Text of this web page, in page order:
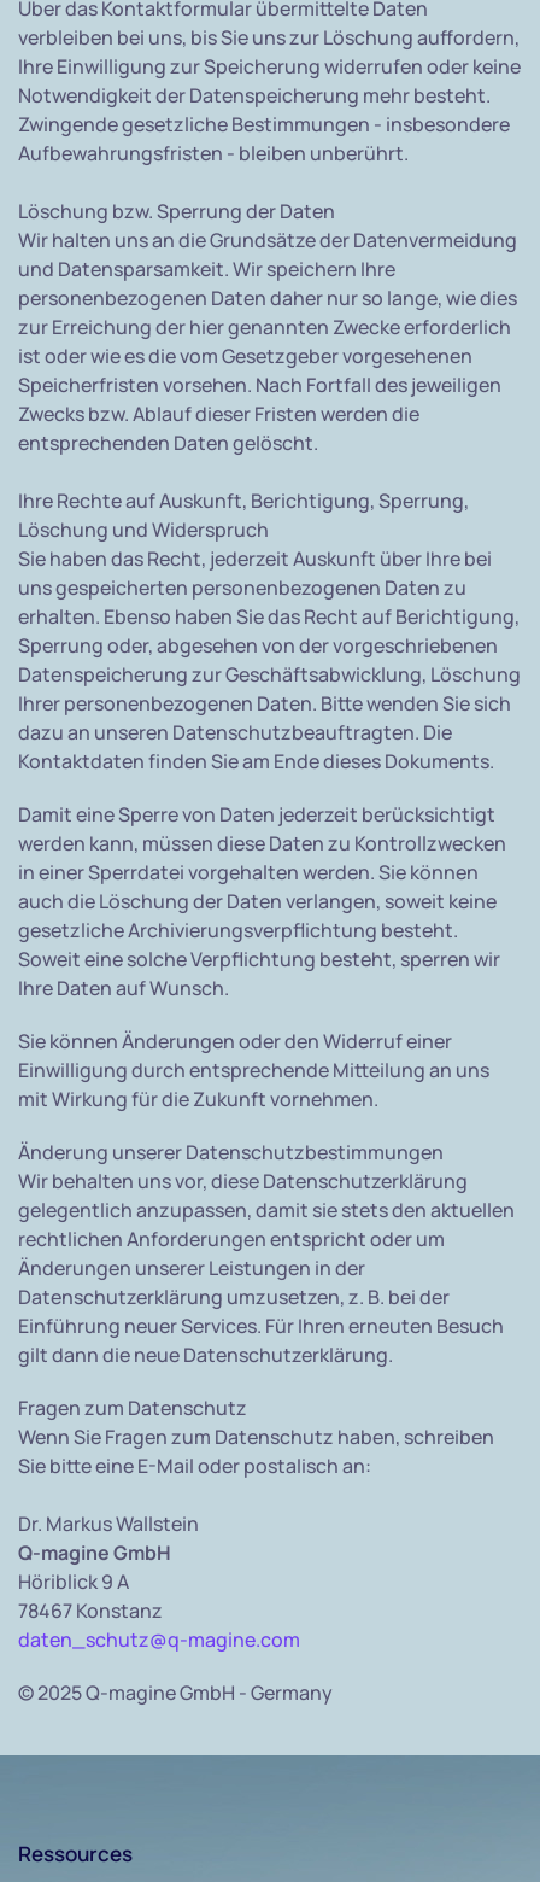
Über das Kontaktformular übermittelte Daten
verbleiben bei uns, bis Sie uns zur Löschung auffordern,
Ihre Einwilligung zur Speicherung widerrufen oder keine
Notwendigkeit der Datenspeicherung mehr besteht.
Zwingende gesetzliche Bestimmungen - insbesondere
Aufbewahrungsfristen - bleiben unberührt.
Löschung bzw. Sperrung der Daten
Wir halten uns an die Grundsätze der Datenvermeidung
und Datensparsamkeit. Wir speichern Ihre
personenbezogenen Daten daher nur so lange, wie dies
zur Erreichung der hier genannten Zwecke erforderlich
ist oder wie es die vom Gesetzgeber vorgesehenen
Speicherfristen vorsehen. Nach Fortfall des jeweiligen
Zwecks bzw. Ablauf dieser Fristen werden die
entsprechenden Daten gelöscht.
Ihre Rechte auf Auskunft, Berichtigung, Sperrung,
Löschung und Widerspruch
Sie haben das Recht, jederzeit Auskunft über Ihre bei
uns gespeicherten personenbezogenen Daten zu
erhalten. Ebenso haben Sie das Recht auf Berichtigung,
Sperrung oder, abgesehen von der vorgeschriebenen
Datenspeicherung zur Geschäftsabwicklung, Löschung
Ihrer personenbezogenen Daten. Bitte wenden Sie sich
dazu an unseren Datenschutzbeauftragten. Die
Kontaktdaten finden Sie am Ende dieses Dokuments.
Damit eine Sperre von Daten jederzeit berücksichtigt
werden kann, müssen diese Daten zu Kontrollzwecken
in einer Sperrdatei vorgehalten werden. Sie können
auch die Löschung der Daten verlangen, soweit keine
gesetzliche Archivierungsverpflichtung besteht.
Soweit eine solche Verpflichtung besteht, sperren wir
Ihre Daten auf Wunsch.
Sie können Änderungen oder den Widerruf einer
Einwilligung durch entsprechende Mitteilung an uns
mit Wirkung für die Zukunft vornehmen.
Änderung unserer Datenschutzbestimmungen
Wir behalten uns vor, diese Datenschutzerklärung
gelegentlich anzupassen, damit sie stets den aktuellen
rechtlichen Anforderungen entspricht oder um
Änderungen unserer Leistungen in der
Datenschutzerklärung umzusetzen, z. B. bei der
Einführung neuer Services. Für Ihren erneuten Besuch
gilt dann die neue Datenschutzerklärung.
Fragen zum Datenschutz
Wenn Sie Fragen zum Datenschutz haben, schreiben
Sie bitte eine E-Mail oder postalisch an:
Dr. Markus Wallstein
Q-magine GmbH
Höriblick 9 A
78467 Konstanz
daten_schutz@q-magine.com
© 2025 Q-magine GmbH - Germany
Ressources